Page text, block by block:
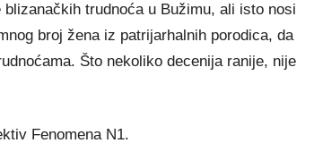
trudnoća u Bužimu, ali isto nosi
broj žena iz patrijarhalnih porodica, da
Što nekoliko decenija ranije, nije
Fenomena N1.